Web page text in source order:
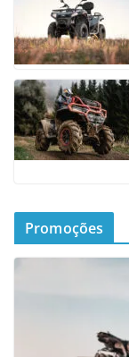
Promoções